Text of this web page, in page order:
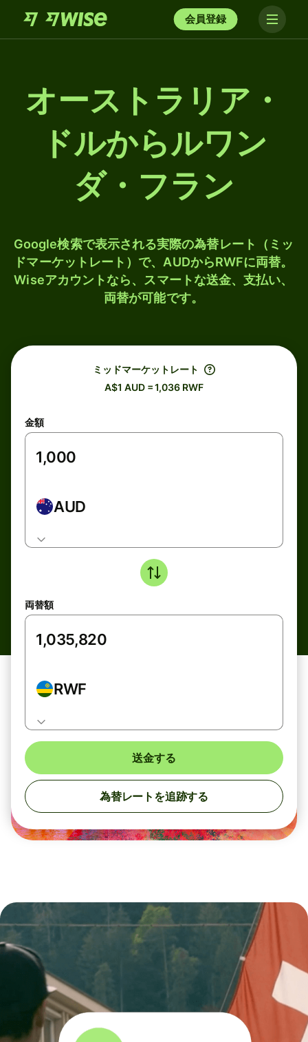
会員登録
オーストラリア・
ドルからルワン
ダ・フラン
Google検索で表示される実際の為替レート（ミッ
ドマーケットレート）で、AUDからRWFに両替。
Wiseアカウントなら、スマートな送金、支払い、
両替が可能です。
ミッドマーケットレート
A$1 AUD = 1,036 RWF
金額
AUD
両替額
RWF
送金する
為替レートを追跡する